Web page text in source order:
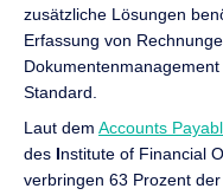
zusätzliche Lösungen
Erfassung von
Standard.
Laut dem Accounts
des Institute of Financial
verbringen 63 Prozent